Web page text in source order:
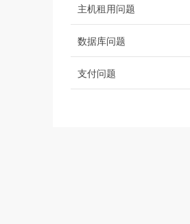
主机租用问题
数据库问题
支付问题